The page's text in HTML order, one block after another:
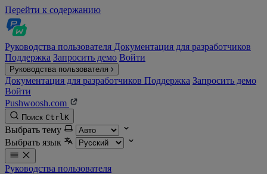
Перейти к содержанию
Руководства пользователя Документация для разработчиков
Поддержка Запросить демо Войти
Руководства пользователя
Документация для разработчиков Поддержка Запросить демо
Войти
Pushwoosh.com
Поиск CtrlK
Выбрать тему
Выбрать язык
Руководства пользователя